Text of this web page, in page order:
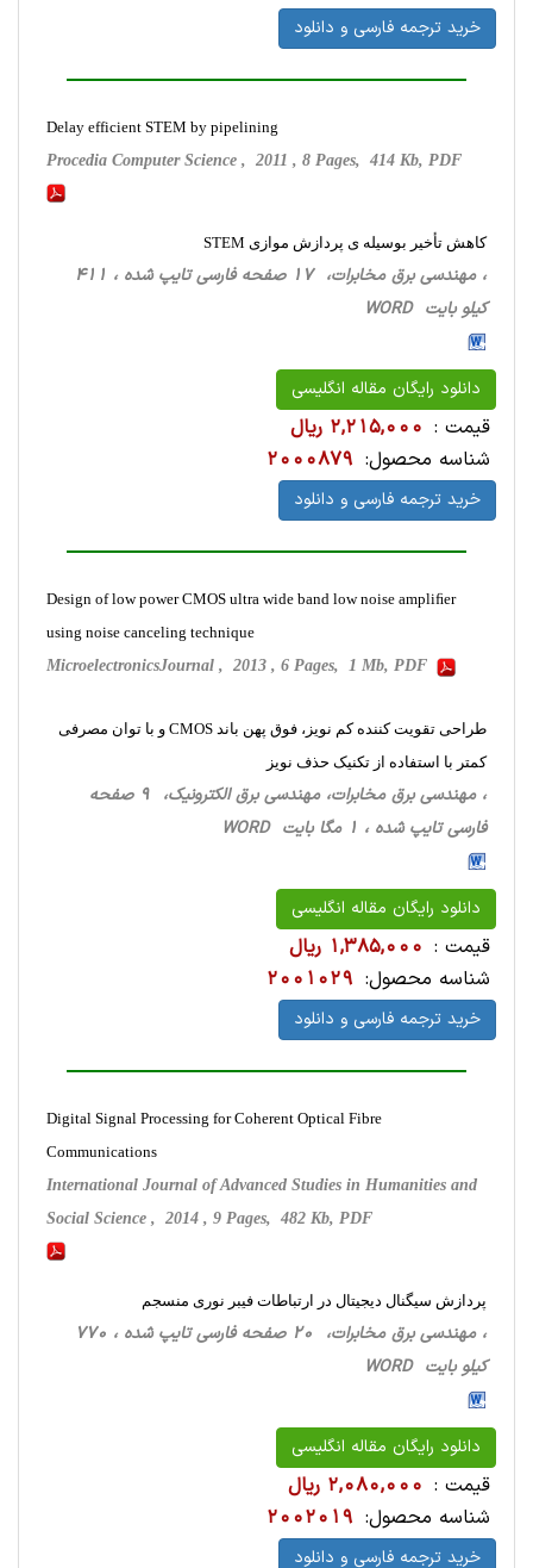
خرید ترجمه فارسی و دانلود
Delay efficient STEM by pipelining
Procedia Computer Science , 2011 , 8 Pages, 414 Kb, PDF
کاهش تأخیر بوسیله ی پردازش موازی STEM
، مهندسی برق مخابرات، 17 صفحه فارسی تایپ شده ، 411
کیلو بایت WORD
دانلود رایگان مقاله انگلیسی
قیمت : 2,215,000 ریال
شناسه محصول: 2000879
خرید ترجمه فارسی و دانلود
Design of low power CMOS ultra wide band low noise ampliﬁer
using noise canceling technique
MicroelectronicsJournal , 2013 , 6 Pages, 1 Mb, PDF
طراحی تقویت کننده کم نویز، فوق پهن باند CMOS و با توان مصرفی
کمتر با استفاده از تکنیک حذف نویز
، مهندسی برق مخابرات، مهندسی برق الکترونیک، 9 صفحه
فارسی تایپ شده ، 1 مگا بایت WORD
دانلود رایگان مقاله انگلیسی
قیمت : 1,385,000 ریال
شناسه محصول: 2001029
خرید ترجمه فارسی و دانلود
Digital Signal Processing for Coherent Optical Fibre
Communications
International Journal of Advanced Studies in Humanities and
Social Science , 2014 , 9 Pages, 482 Kb, PDF
پردازش سیگنال دیجیتال در ارتباطات فیبر نوری منسجم
، مهندسی برق مخابرات، 20 صفحه فارسی تایپ شده ، 770
کیلو بایت WORD
دانلود رایگان مقاله انگلیسی
قیمت : 2,080,000 ریال
شناسه محصول: 2002019
خرید ترجمه فارسی و دانلود